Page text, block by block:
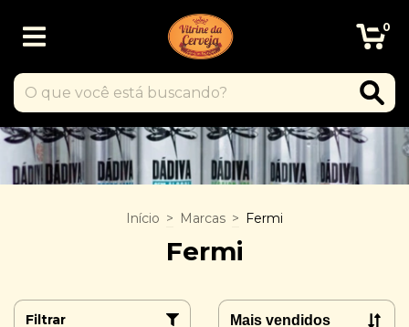
0
Início > Marcas > Fermi
Fermi
Filtrar